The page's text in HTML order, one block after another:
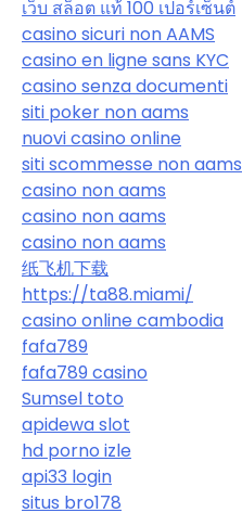
เว็บ สล็อต แท้ 100 เปอร์เซ็นต์
casino sicuri non AAMS
casino en ligne sans KYC
casino senza documenti
siti poker non aams
nuovi casino online
siti scommesse non aams
casino non aams
casino non aams
casino non aams
纸飞机下载
https://ta88.miami/
casino online cambodia
fafa789
fafa789 casino
Sumsel toto
apidewa slot
hd porno izle
api33 login
situs bro178